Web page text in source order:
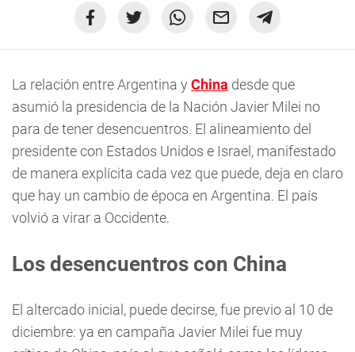
La relación entre Argentina y China desde que
asumió la presidencia de la Nación Javier Milei no
para de tener desencuentros. El alineamiento del
presidente con Estados Unidos e Israel, manifestado
de manera explícita cada vez que puede, deja en claro
que hay un cambio de época en Argentina. El país
volvió a virar a Occidente.
Los desencuentros con China
El altercado inicial, puede decirse, fue previo al 10 de
diciembre: ya en campaña Javier Milei fue muy